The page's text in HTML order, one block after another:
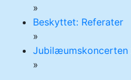
»
Beskyttet: Referater
»
Jubilæumskoncerten
»